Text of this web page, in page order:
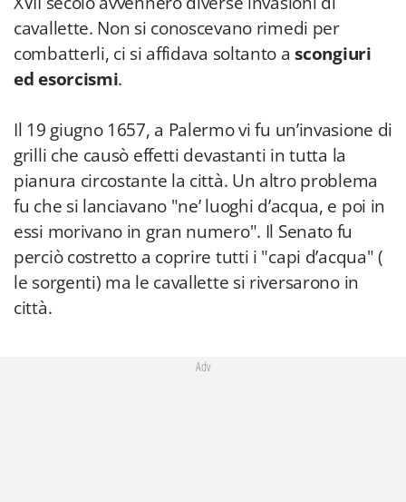
cavallette. Non si conoscevano rimedi per
combatterli, ci si affidava soltanto ascongiuri
ed esorcismi.
Il 19 giugno 1657, a Palermo vi fu un’invasione di
grilli che causò effetti devastanti in tutta la
pianura circostante la città. Un altro problema
fu che si lanciavano "ne’ luoghi d’acqua, e poi in
essi morivano in gran numero". Il Senato fu
perciò costretto a coprire tutti i "capi d’acqua" (
le sorgenti) ma le cavallette si riversarono in
città.
Adv